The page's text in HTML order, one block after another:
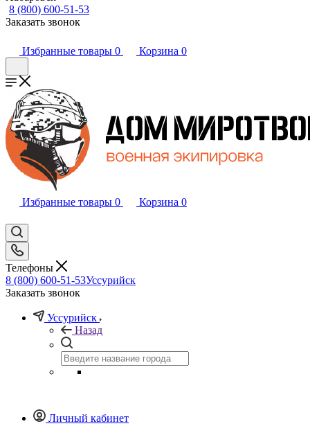
8 (800) 600-51-53
Заказать звонок
Избранные товары 0 Корзина 0
Избранные товары 0 Корзина 0
Телефоны
8 (800) 600-51-53Уссурийск
Заказать звонок
Уссурийск
Назад
Личный кабинет